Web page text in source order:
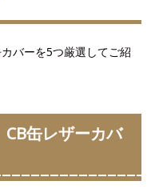
バーを5つ厳選してご紹
缶レザーカバ